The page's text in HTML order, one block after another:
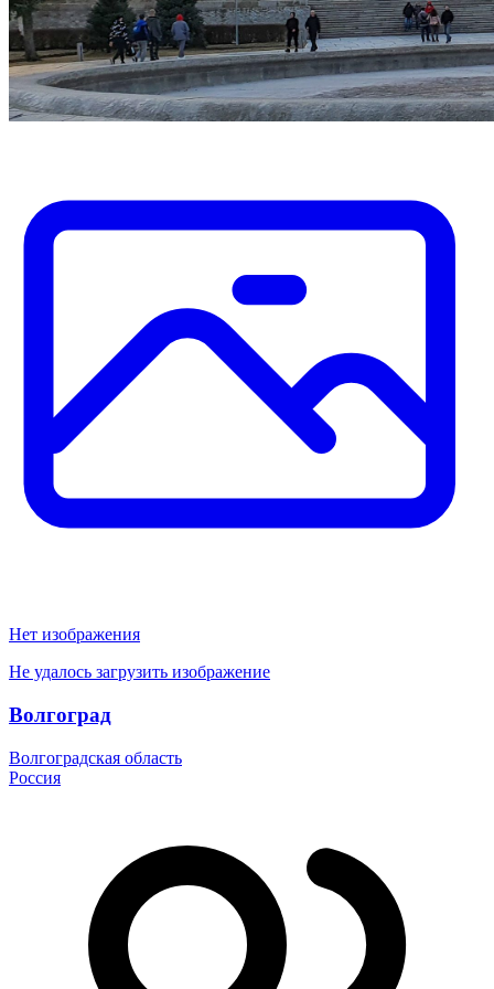
Нет изображения
Не удалось загрузить изображение
Волгоград
Волгоградская область
Россия